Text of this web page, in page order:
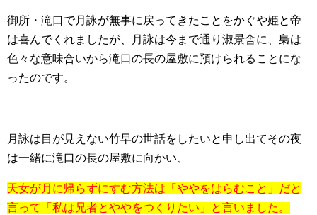
御所・滝口で月詠が無事に戻ってきたことをかぐや姫と帝
は喜んでくれましたが、月詠は今まで通り淑景舎に、梟は
色々な意味合いから滝口の長の屋敷に預けられることにな
ったのです。
月詠は目が見えない竹早の世話をしたいと申し出てその夜
は一緒に滝口の長の屋敷に向かい、
天女が月に帰らずにすむ方法は「ややをはらむこと」だと
言って「私は兄者とややをつくりたい」と言いました。